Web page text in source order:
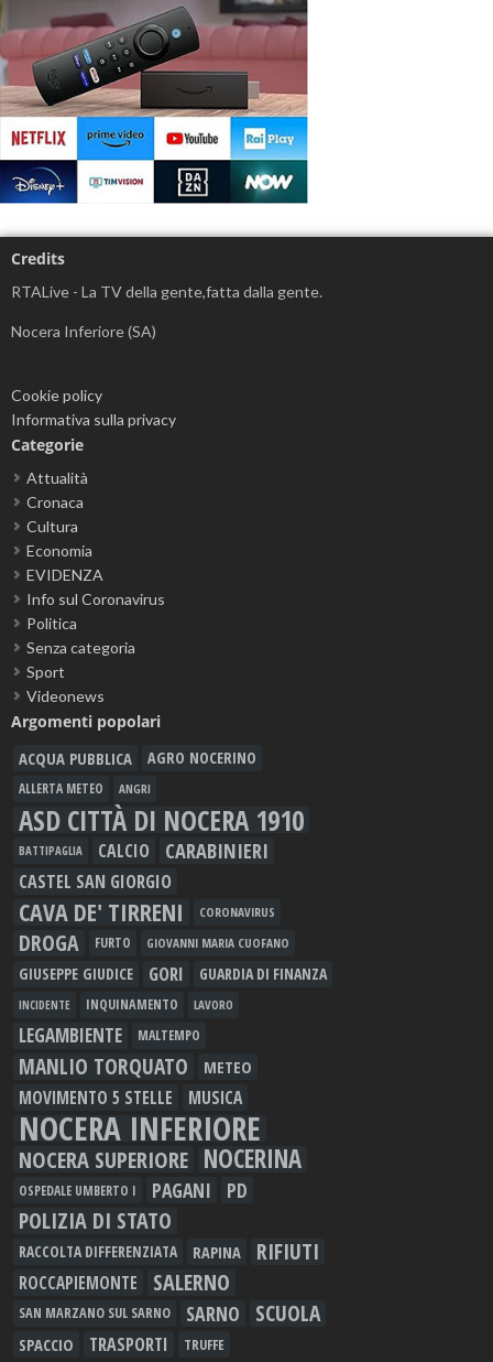
Credits
RTALive - La TV della gente,fatta dalla gente.
Nocera Inferiore (SA)
Cookie policy
Informativa sulla privacy
Categorie
Attualità
Cronaca
Cultura
Economia
EVIDENZA
Info sul Coronavirus
Politica
Senza categoria
Sport
Videonews
Argomenti popolari
ACQUA PUBBLICA AGRO NOCERINO
ALLERTA METEO ANGRI
ASD CITTÀ DI NOCERA 1910
BATTIPAGLIA CALCIO CARABINIERI
CASTEL SAN GIORGIO
CAVA DE' TIRRENI CORONAVIRUS
DROGA FURTO GIOVANNI MARIA CUOFANO
GIUSEPPE GIUDICE GORI GUARDIA DI FINANZA
INCIDENTE INQUINAMENTO LAVORO
LEGAMBIENTE MALTEMPO
MANLIO TORQUATO METEO
MOVIMENTO 5 STELLE MUSICA
NOCERA INFERIORE
NOCERA SUPERIORE NOCERINA
OSPEDALE UMBERTO I PAGANI PD
POLIZIA DI STATO
RACCOLTA DIFFERENZIATA RAPINA RIFIUTI
ROCCAPIEMONTE SALERNO
SAN MARZANO SUL SARNO SARNO SCUOLA
SPACCIO TRASPORTI TRUFFE